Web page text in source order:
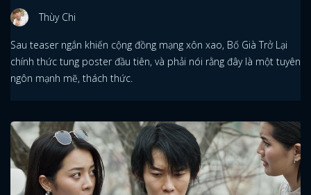
Thùy Chi
Sau teaser ngắn khiến cộng đồng mạng xôn xao, Bố Già Trở Lại
chính thức tung poster đầu tiên, và phải nói rằng đây là một tuyên
ngôn mạnh mẽ, thách thức.